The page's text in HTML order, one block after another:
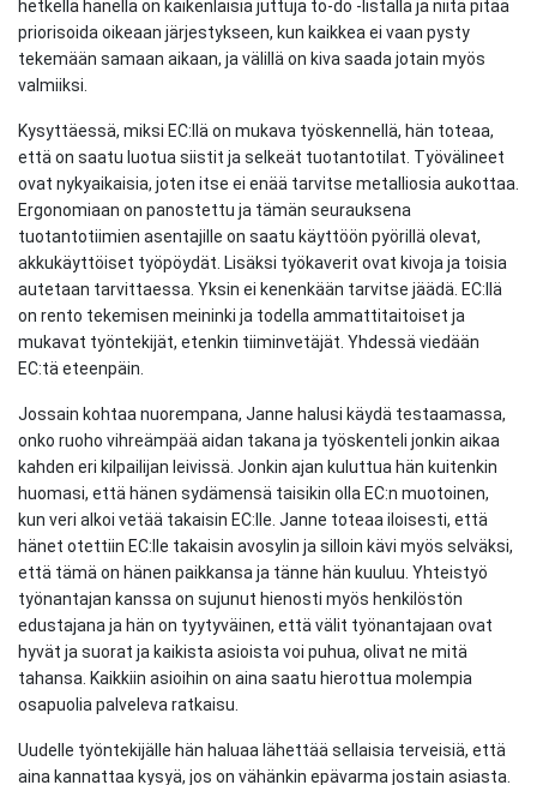
hetkellä hänellä on kaikenlaisia juttuja to-do -listalla ja niitä pitää
priorisoida oikeaan järjestykseen, kun kaikkea ei vaan pysty
tekemään samaan aikaan, ja välillä on kiva saada jotain myös
valmiiksi.
Kysyttäessä, miksi EC:llä on mukava työskennellä, hän toteaa,
että on saatu luotua siistit ja selkeät tuotantotilat. Työvälineet
ovat nykyaikaisia, joten itse ei enää tarvitse metalliosia aukottaa.
Ergonomiaan on panostettu ja tämän seurauksena
tuotantotiimien asentajille on saatu käyttöön pyörillä olevat,
akkukäyttöiset työpöydät. Lisäksi työkaverit ovat kivoja ja toisia
autetaan tarvittaessa. Yksin ei kenenkään tarvitse jäädä. EC:llä
on rento tekemisen meininki ja todella ammattitaitoiset ja
mukavat työntekijät, etenkin tiiminvetäjät. Yhdessä viedään
EC:tä eteenpäin.
Jossain kohtaa nuorempana, Janne halusi käydä testaamassa,
onko ruoho vihreämpää aidan takana ja työskenteli jonkin aikaa
kahden eri kilpailijan leivissä. Jonkin ajan kuluttua hän kuitenkin
huomasi, että hänen sydämensä taisikin olla EC:n muotoinen,
kun veri alkoi vetää takaisin EC:lle. Janne toteaa iloisesti, että
hänet otettiin EC:lle takaisin avosylin ja silloin kävi myös selväksi,
että tämä on hänen paikkansa ja tänne hän kuuluu. Yhteistyö
työnantajan kanssa on sujunut hienosti myös henkilöstön
edustajana ja hän on tyytyväinen, että välit työnantajaan ovat
hyvät ja suorat ja kaikista asioista voi puhua, olivat ne mitä
tahansa. Kaikkiin asioihin on aina saatu hierottua molempia
osapuolia palveleva ratkaisu.
Uudelle työntekijälle hän haluaa lähettää sellaisia terveisiä, että
aina kannattaa kysyä, jos on vähänkin epävarma jostain asiasta.